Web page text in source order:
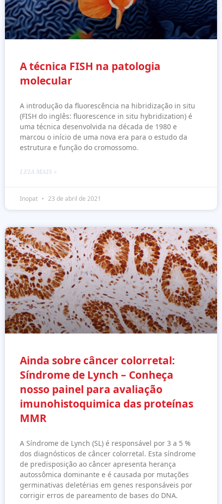
A técnica FISH na patologia
molecular
A introdução da fluorescência na hibridização in situ
(FISH do inglês: fluorescence in situ hybridization) é
uma técnica desenvolvida na década de 1980 e
marcou o início de uma nova era para o estudo da
estrutura e função do cromossomo.
LEIA MAIS »
Inopat 23 de abril de 2021
Ainda sobre câncer colorretal:
Síndrome de Lynch – Conheça
nosso painel para avaliação
imunohistoquimica das proteínas
MMR
A Síndrome de Lynch (SL) é responsável por 3 a 5 %
dos diagnósticos de câncer colorretal. Esta síndrome
de predisposição ao câncer apresenta herança
autossômica dominante e é causada por mutações
germinativas deletérias em genes responsáveis por
corrigir erros de pareamento de bases do DNA.